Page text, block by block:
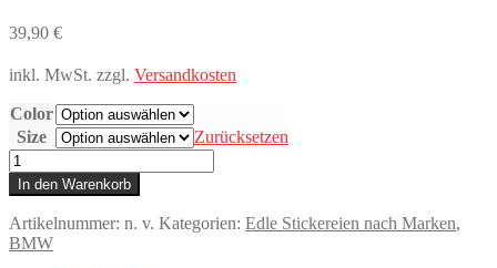
39,90 €
inkl. MwSt. zzgl. Versandkosten
Color
Size
Zurücksetzen
T-
Shirt,
Stickerei
groß,
BMW
E23,
In den Warenkorb
Artikelnummer: n. v. Kategorien: Edle Stickereien nach Marken,
BMW